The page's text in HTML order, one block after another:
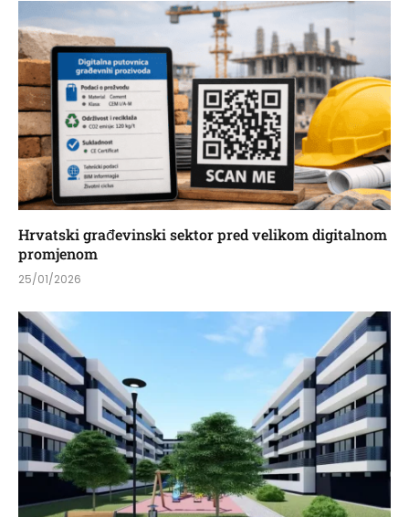
Hrvatski građevinski sektor pred velikom digitalnom
promjenom
25/01/2026